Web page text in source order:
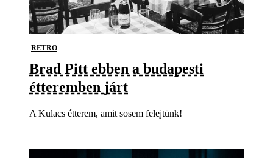
RETRO
Brad Pitt ebben a budapesti
étteremben járt
A Kulacs étterem, amit sosem felejtünk!